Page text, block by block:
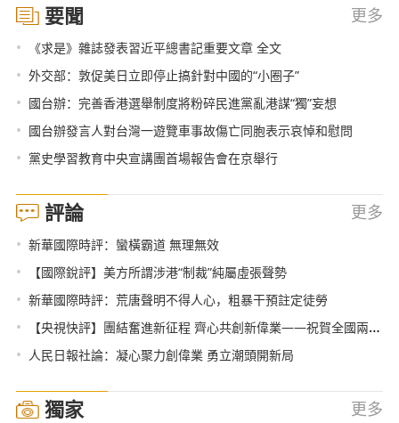
要聞 更多
• 《求是》雜誌發表習近平總書記重要文章 全文
• 外交部：敦促美日立即停止搞針對中國的“小圈子”
• 國台辦：完善香港選舉制度將粉碎民進黨亂港謀“獨”妄想
• 國台辦發言人對台灣一遊覽車事故傷亡同胞表示哀悼和慰問
• 黨史學習教育中央宣講團首場報告會在京舉行
評論 更多
• 新華國際時評：蠻橫霸道 無理無效
• 【國際銳評】美方所謂涉港“制裁”純屬虛張聲勢
• 新華國際時評：荒唐聲明不得人心，粗暴干預註定徒勞
• 【央視快評】團結奮進新征程 齊心共創新偉業——祝賀全國兩會勝利閉幕
• 人民日報社論：凝心聚力創偉業 勇立潮頭開新局
獨家 更多